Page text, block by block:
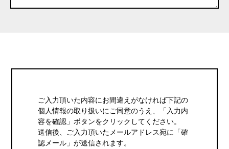
ご入力頂いた内容にお間違えがなければ下記の
個人情報の取り扱いにご同意のうえ、「入力内
容を確認」ボタンをクリックしてください。
送信後、ご入力頂いたメールアドレス宛に「確
認メール」が送信されます。